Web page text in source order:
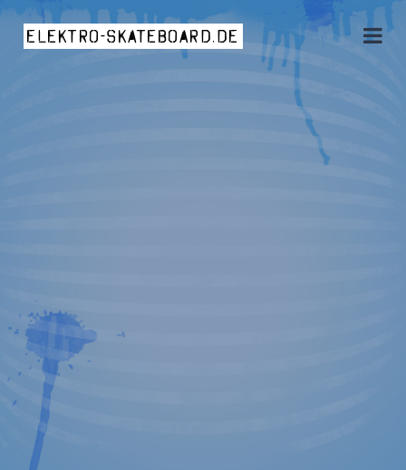
elektro-skateboard.de